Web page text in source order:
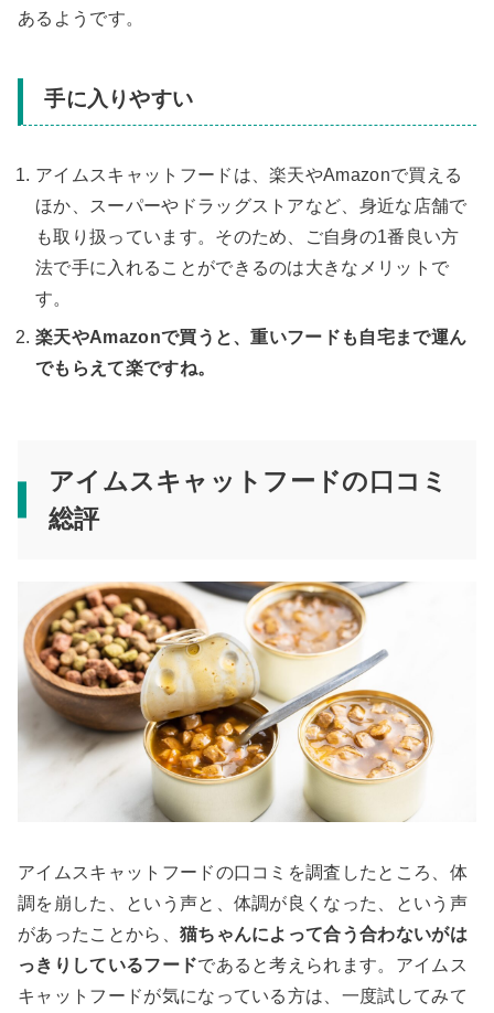
あるようです。
手に入りやすい
アイムスキャットフードは、楽天やAmazonで買える
ほか、スーパーやドラッグストアなど、身近な店舗で
も取り扱っています。そのため、ご自身の1番良い方
法で手に入れることができるのは大きなメリットで
す。
楽天やAmazonで買うと、重いフードも自宅まで運ん
でもらえて楽ですね。
アイムスキャットフードの口コミ
総評
アイムスキャットフードの口コミを調査したところ、体
調を崩した、という声と、体調が良くなった、という声
があったことから、 猫ちゃんによって合う合わないがは
っきりしているフードであると考えられます。アイムス
キャットフードが気になっている方は、一度試してみて